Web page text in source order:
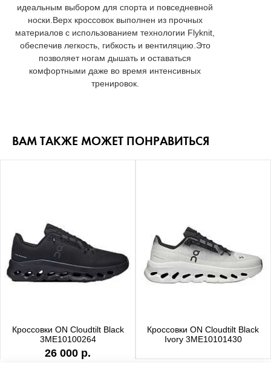
идеальным выбором для спорта и повседневной
носки.Верх кроссовок выполнен из прочных
материалов с использованием технологии Flyknit,
обеспечив легкость, гибкость и вентиляцию.Это
позволяет ногам дышать и оставаться
комфортными даже во время интенсивных
тренировок.
ВАМ ТАКЖЕ МОЖЕТ ПОНРАВИТЬСЯ
Кроссовки ON Cloudtilt Black
3ME10100264
26 000 р.
Кроссовки ON Cloudtilt Black
Ivory 3ME10101430